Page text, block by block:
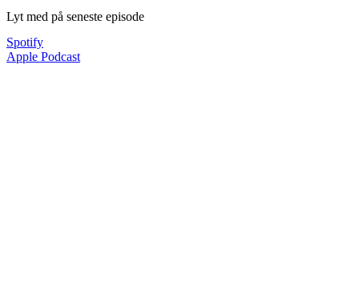
Lyt med på seneste episode
Spotify
Apple Podcast